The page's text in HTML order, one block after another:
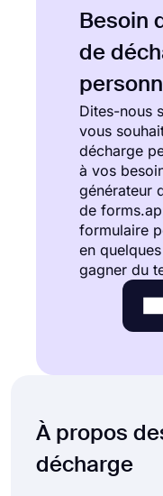
Besoin
de
Dites-nous
vous
décharge
à vos
générateur
de
formulaire
en
gagner du
À propos
décharge